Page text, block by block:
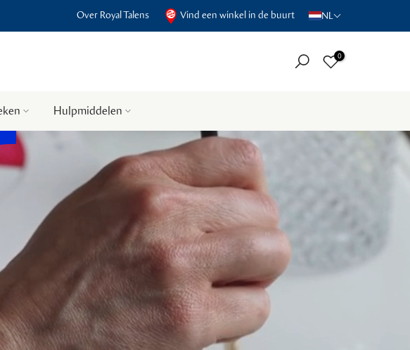
Over Royal Talens Vind een winkel in de buurt NL
Hulpmiddelen
0